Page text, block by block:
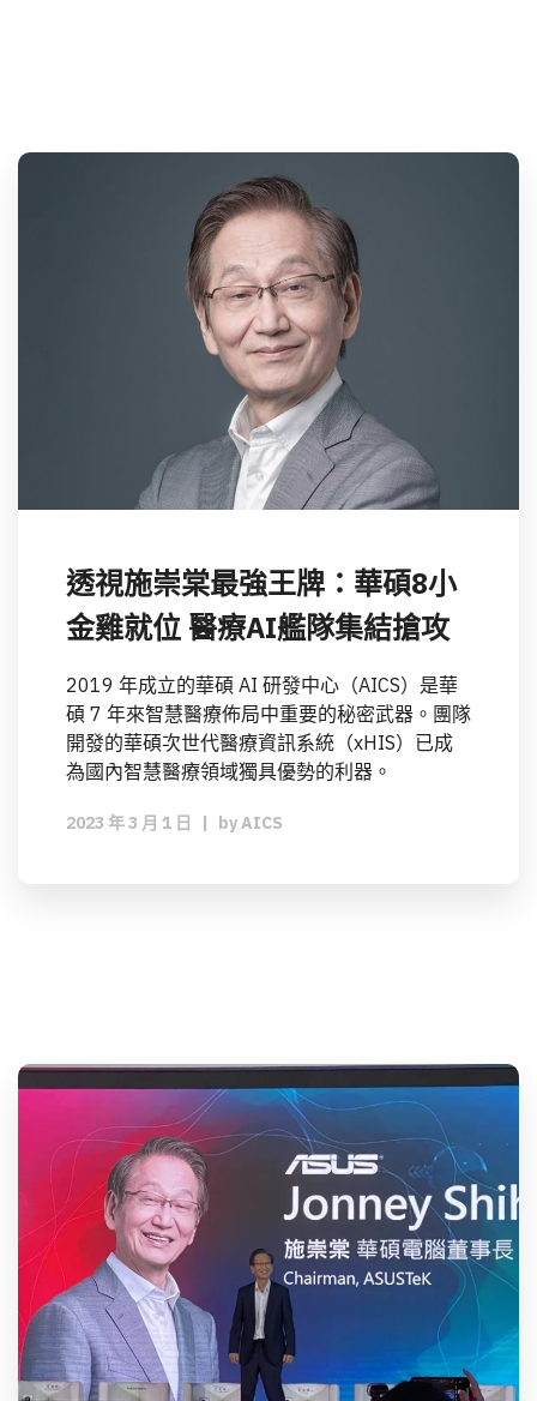
透視施崇棠最強王牌：華碩8小
金雞就位 醫療AI艦隊集結搶攻
2019 年成立的華碩 AI 研發中心（AICS）是華
碩 7 年來智慧醫療佈局中重要的秘密武器。團隊
開發的華碩次世代醫療資訊系統（xHIS）已成
為國內智慧醫療領域獨具優勢的利器。
2023 年 3 月 1 日 | byAICS